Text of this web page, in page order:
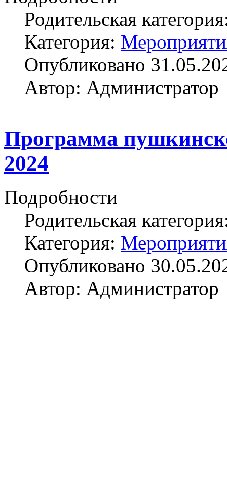
Родительская
Категория:
Опубликовано
Автор: Администратор
Программа
2024
Подробности
Родительская
Категория:
Опубликовано
Автор: Администратор